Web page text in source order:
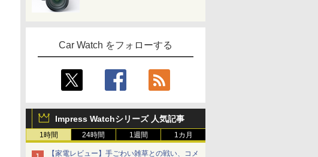
Car Watch をフォローする
Impress Watchシリーズ 人気記事
1時間 24時間 1週間 1カ月
【家電レビュー】手ごわい雑草との戦い、コメ